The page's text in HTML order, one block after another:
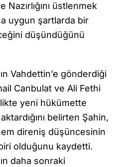
Nazırlığını üstlenmek
uygun şartlarda bir
düşündüğünü
Vahdettin’e gönderdiği
Canbulat ve Ali Fethi
yeni hükümette
belirten Şahin,
direniş düşüncesinin
olduğunu kaydetti.
daha sonraki